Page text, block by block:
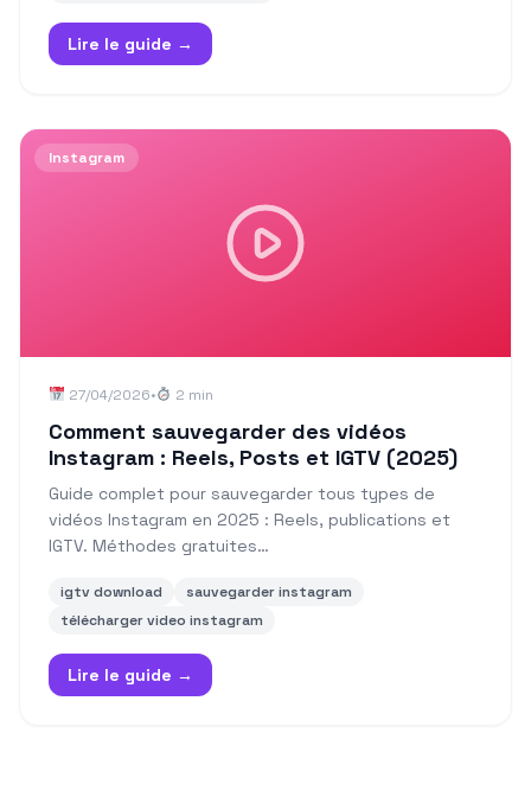
Lire le guide →
Instagram
27/04/2026• 2 min
Comment sauvegarder des vidéos
Instagram : Reels, Posts et IGTV (2025)
Guide complet pour sauvegarder tous types de
vidéos Instagram en 2025 : Reels, publications et
IGTV. Méthodes gratuites…
igtv download
sauvegarder instagram
télécharger video instagram
Lire le guide →